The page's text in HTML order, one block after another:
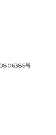
号